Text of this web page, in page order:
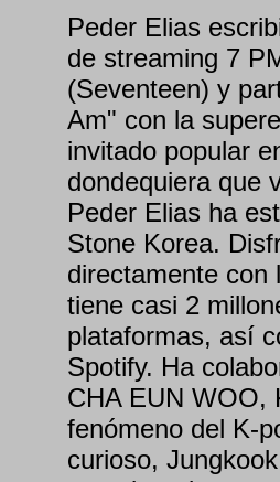
Peder Elias
de streaming 7
(Seventeen) y
Am" con la
invitado popular
dondequiera que
Peder Elias ha
Stone Korea.
directamente con
tiene casi 2
plataformas, así
Spotify. Ha
CHA EUN WOO,
fenómeno del K-
curioso,